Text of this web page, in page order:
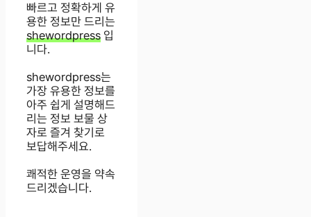
빠르고 정확하게 유
용한 정보만 드리는
shewordpress 입
니다.
shewordpress는
가장 유용한 정보를
아주 쉽게 설명해드
리는 정보 보물 상
자로 즐겨 찾기로
보답해주세요.
쾌적한 운영을 약속
드리겠습니다.